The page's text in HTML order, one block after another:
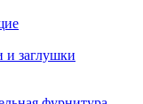
и заглушки